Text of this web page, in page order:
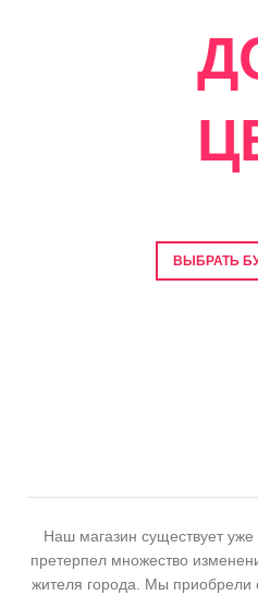
ВЫБРАТЬ
Наш магазин существует
претерпел множество
жителя города. Мы приобрели